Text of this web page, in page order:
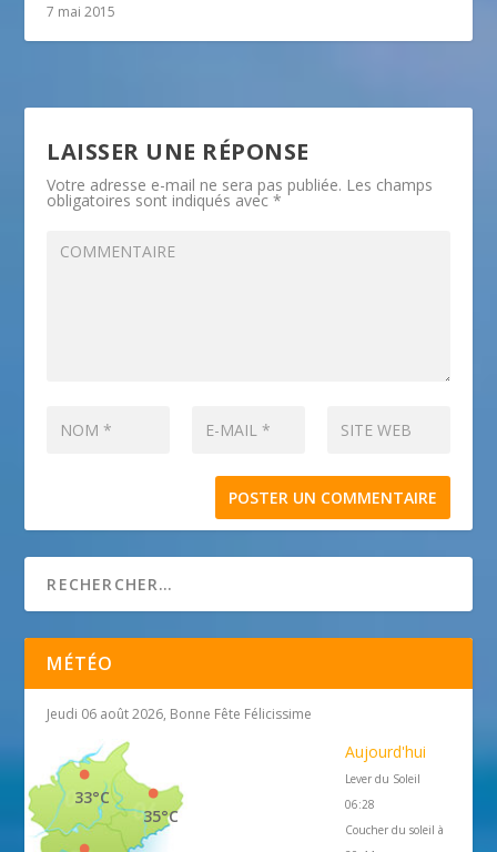
7 mai 2015
LAISSER UNE RÉPONSE
Votre adresse e-mail ne sera pas publiée. Les champs
obligatoires sont indiqués avec*
MÉTÉO
Jeudi 06 août 2026, Bonne Fête Félicissime
35°C
33°C
Aujourd'hui
Lever du Soleil
06:28
Coucher du soleil à